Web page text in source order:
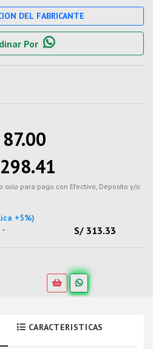
DEL FABRICANTE
Por
solo para pago con Efectivo, Deposito y/o
+5%)
- S/ 313.33
CARACTERISTICAS